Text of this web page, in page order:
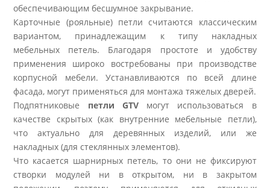
обеспечивающим бесшумное закрывание.
Карточные (рояльные) петли считаются классическим
вариантом, принадлежащим к типу накладных
мебельных петель. Благодаря простоте и удобству
применения широко востребованы при производстве
корпусной мебели. Устанавливаются по всей длине
фасада, могут применяться для монтажа тяжелых дверей.
Подпятниковые петли GTVмогут использоваться в
качестве скрытых (как внутренние мебельные петли),
что актуально для деревянных изделий, или же
накладных (для стеклянных элементов).
Что касается шарнирных петель, то они не фиксируют
створки модулей ни в открытом, ни в закрытом